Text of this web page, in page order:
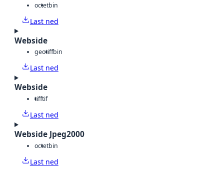
octetbin
Last ned
Webside
geotiffbin
Last ned
Webside
tifftif
Last ned
Webside Jpeg2000
octetbin
Last ned